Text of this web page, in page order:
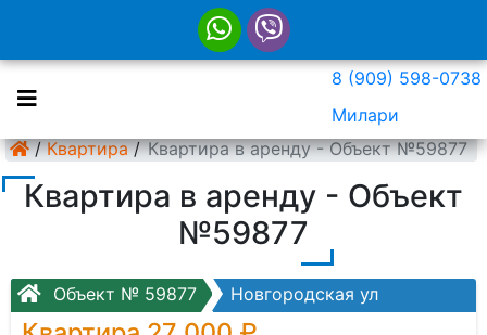
8 (909) 598-0738
Милари
/ Квартира / Квартира в аренду - Объект №59877
Квартира в аренду - Объект
№59877
Объект № 59877 Новгородская ул